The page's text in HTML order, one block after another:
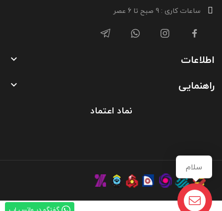
ساعات کاری : 9 صبح تا 6 عصر
اطلاعات 
راهنمایی 
نماد اعتماد
سلام